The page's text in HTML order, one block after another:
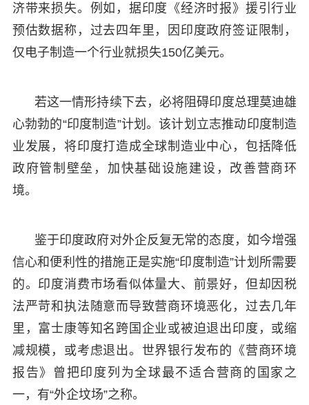
济带来损失。例如，据印度《经济时报》援引行业
预估数据称，过去四年里，因印度政府签证限制，
仅电子制造一个行业就损失150亿美元。
若这一情形持续下去，必将阻碍印度总理莫迪雄
心勃勃的“印度制造”计划。该计划立志推动印度制造
业发展，将印度打造成全球制造业中心，包括降低
政府管制壁垒，加快基础设施建设，改善营商环
境。
鉴于印度政府对外企反复无常的态度，如今增强
信心和便利性的措施正是实施“印度制造”计划所需要
的。印度消费市场看似体量大、前景好，但却因税
法严苛和执法随意而导致营商环境恶化，过去几年
里，富士康等知名跨国企业或被迫退出印度，或缩
减规模，或考虑退出。世界银行发布的《营商环境
报告》曾把印度列为全球最不适合营商的国家之
一，有“外企坟场”之称。